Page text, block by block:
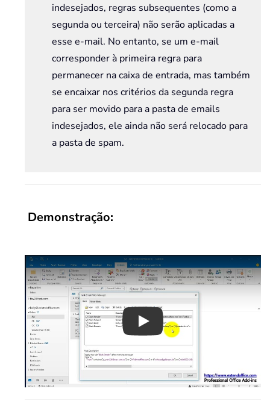
indesejados, regras subsequentes (como a
segunda ou terceira) não serão aplicadas a
esse e-mail. No entanto, se um e-mail
corresponder à primeira regra para
permanecer na caixa de entrada, mas também
se encaixar nos critérios da segunda regra
para ser movido para a pasta de emails
indesejados, ele ainda não será relocado para
a pasta de spam.
Demonstração:
Play